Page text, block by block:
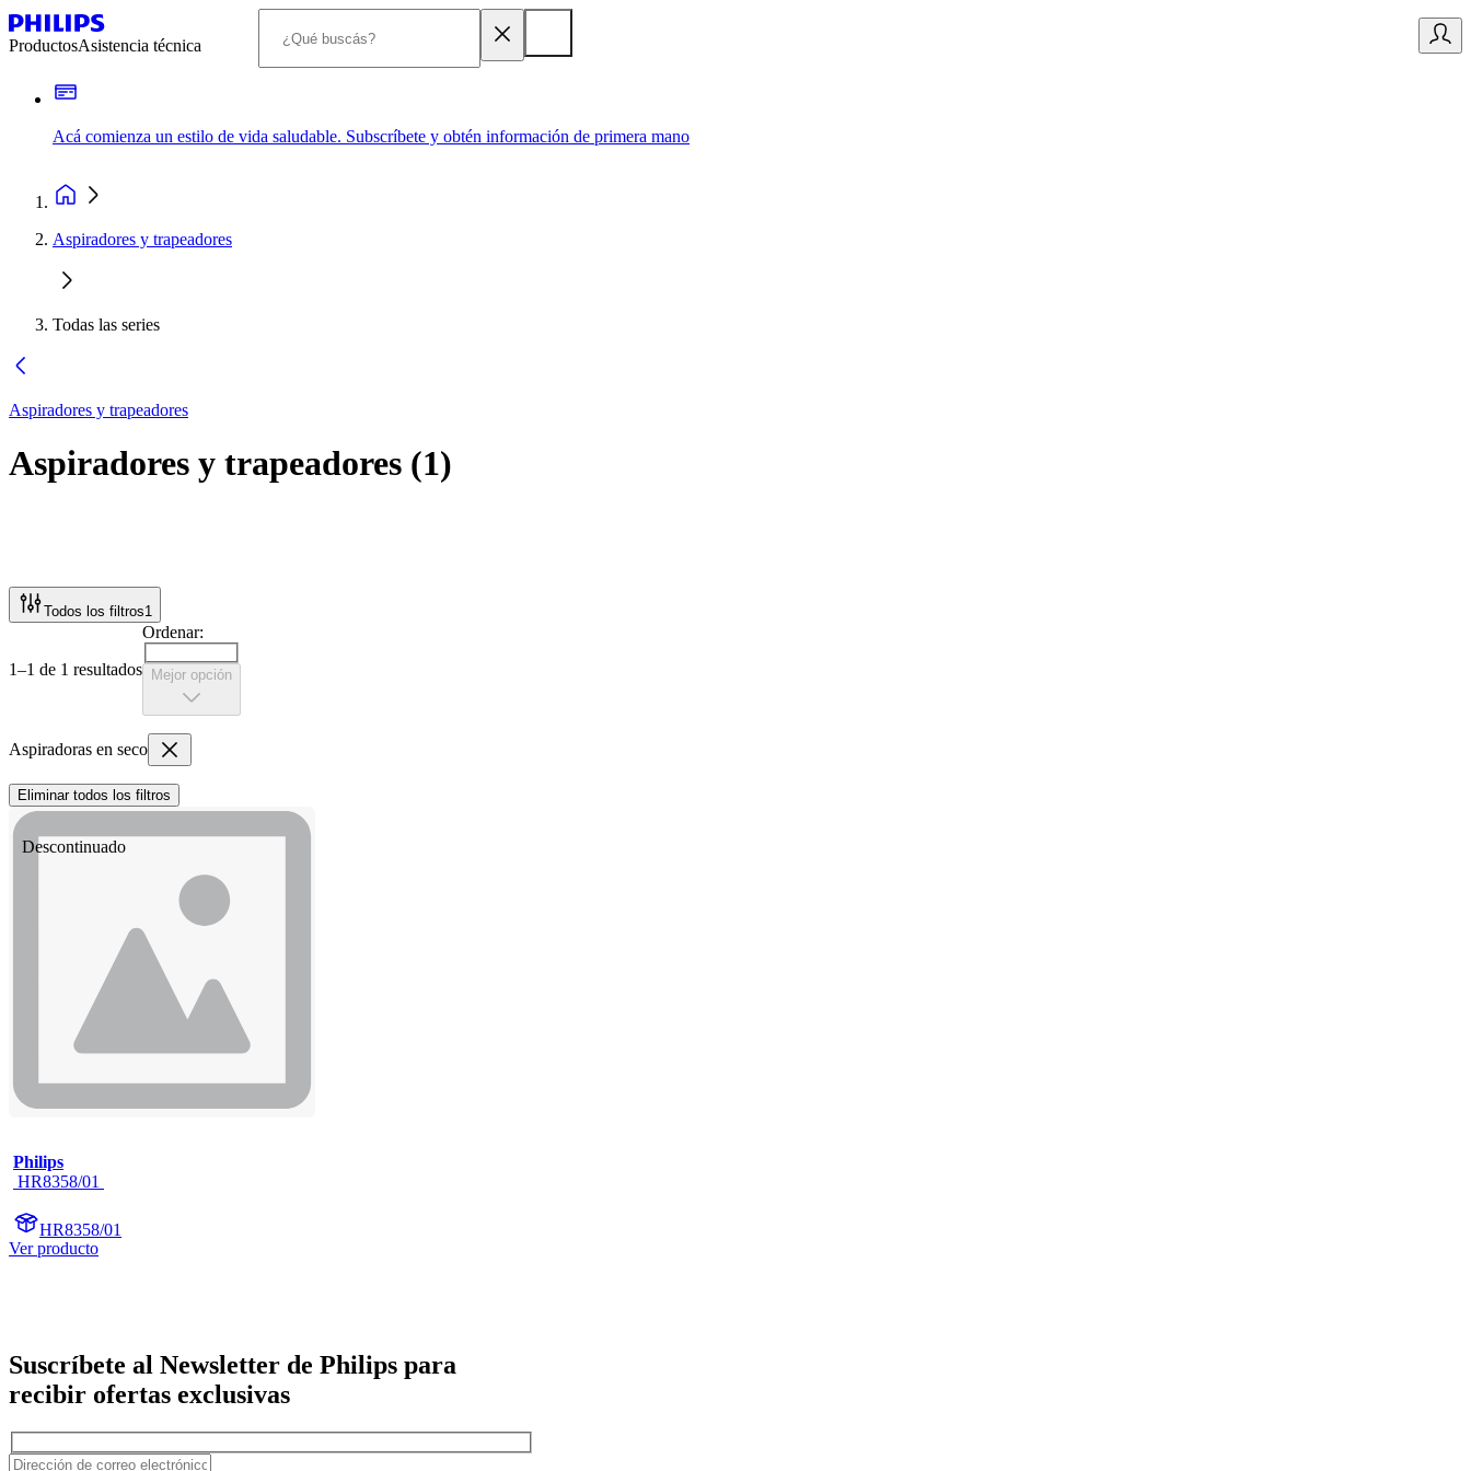
ProductosAsistencia técnica
Acá comienza un estilo de vida saludable. Subscríbete y obtén información de primera mano
Aspiradores y trapeadores
Todas las series
Aspiradores y trapeadores
Aspiradores y trapeadores (1)
Todos los filtros1
1–1 de 1 resultados
Ordenar:
Mejor opción
Aspiradoras en seco
Eliminar todos los filtros
Descontinuado
Philips
HR8358/01
HR8358/01
Ver producto
Suscríbete al Newsletter de Philips para
recibir ofertas exclusivas